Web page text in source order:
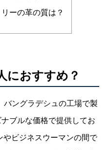
ーの革の質は？
におすすめ？
バングラデシュの工場で製
ブルな価格で提供してお
やビジネスウーマンの間で